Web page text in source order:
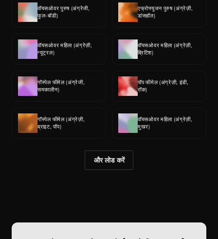
वॉयसओवर पुरुष (अंग्रेजी,
फुल-बॉडी)
एफ्रोफ्यूजन पुरुष (अंग्रेज़ी,
डांसहॉल)
वॉयसओवर महिला (अंग्रेज़ी,
न्यूट्रल)
वॉयसओवर महिला (अंग्रेज़ी,
ब्रिटिश)
गॉस्पेल फीमेल (अंग्रेजी,
समकालीन)
पॉप फीमेल (अंग्रेज़ी, इंडी,
रॉक)
गॉस्पेल फीमेल (अंग्रेज़ी,
ब्राइट, पॉप)
वॉयसओवर महिला (अंग्रेज़ी,
मुखर)
और लोड करें